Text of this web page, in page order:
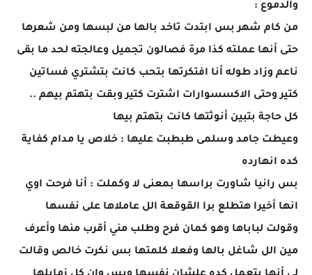
والدموع :
من كام شهر بس ابتدت تاخد بالها من لبسها ومن شعرها
حتى أنها عملته كذا مرة فصالون تجميل وعالجته لحد ما بقى
ناعم وزاد طوله أنا افتكرتها بتحب كانت بتشتري فساتين
كتير وحتى الاكسسوارات اشترت كتير وبقت بتهتم بيهم ..
كل حاجة بتبين أنوثتها كانت بتهتم بيها
وعيطت جامد وسلمى طبطبت عليها : خلاص يا مدام كفاية
كده انهارده
بس رانيا شاورت براسها بمعنى لا وكملت : أنا فرحت اوي
انها أخيرا هتطلع برا القوقعة الل عاملاها على نفسها
وقولت لباباها وهو كمان فرح وطلب مني أقرب منها وأعرف
مين الل شاغل بالها وفعلا كلمتها بس نكرت خالص وقالت